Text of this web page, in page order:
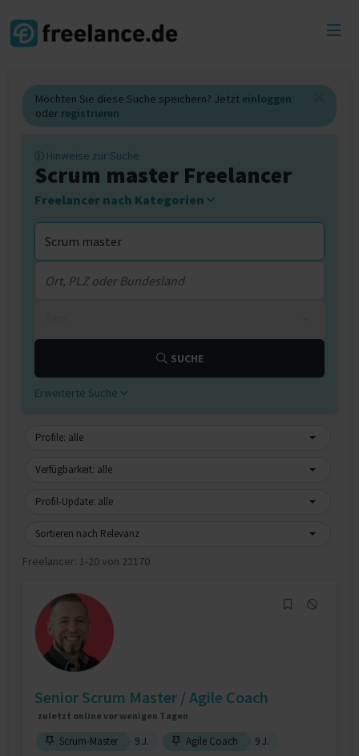
Möchten Sie diese Suche speichern? Jetzt einloggen
oder registrieren
Hinweise zur Suche
Scrum master Freelancer
Freelancer nach Kategorien
SUCHE
Erweiterte Suche
Profile: alle
Verfügbarkeit: alle
Profil-Update: alle
Sortieren nach Relevanz
Freelancer: 1-20 von 22170
Senior Scrum Master / Agile Coach
zuletzt online vor wenigen Tagen
Scrum-Master 9 J. Agile Coach
9 J.